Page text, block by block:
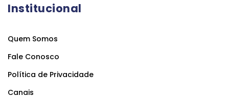
Institucional
Quem Somos
Fale Conosco
Política de Privacidade
Canais